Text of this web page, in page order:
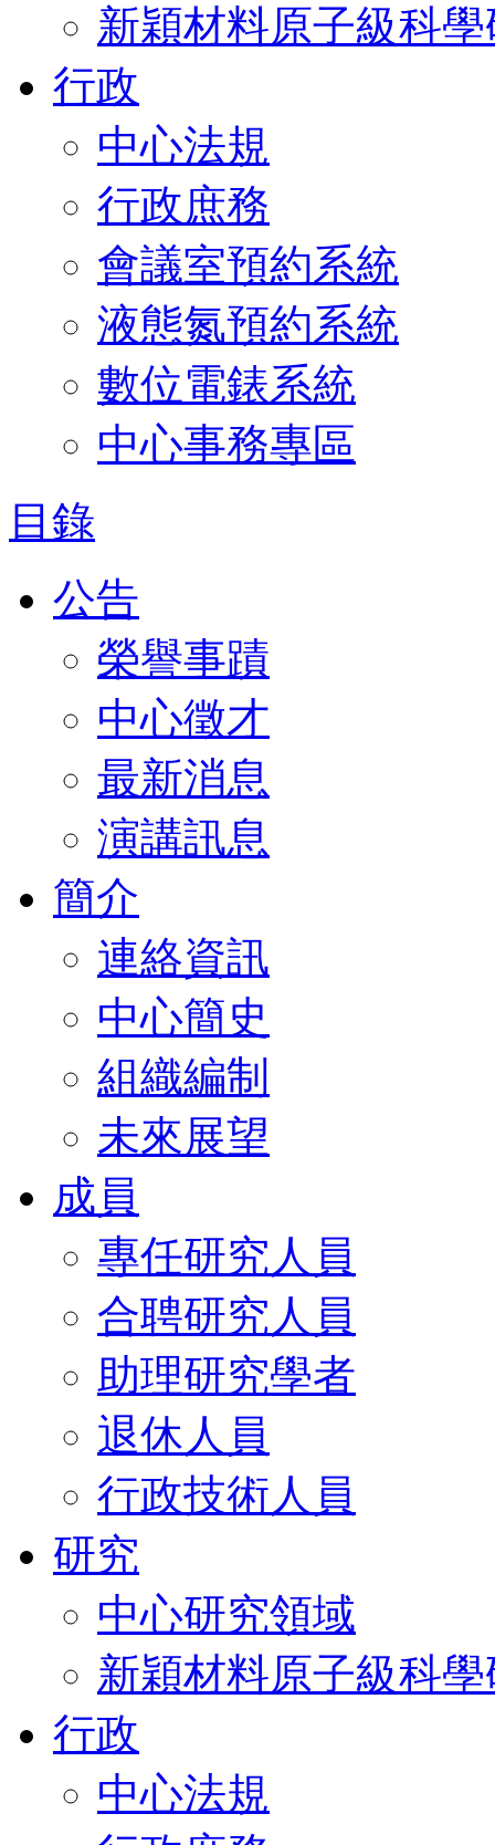
新穎材料原子級科
行政
中心法規
行政庶務
會議室預約系統
液態氮預約系統
數位電錶系統
中心事務專區
目錄
公告
榮譽事蹟
中心徵才
最新消息
演講訊息
簡介
連絡資訊
中心簡史
組織編制
未來展望
成員
專任研究人員
合聘研究人員
助理研究學者
退休人員
行政技術人員
研究
中心研究領域
新穎材料原子級科
行政
中心法規